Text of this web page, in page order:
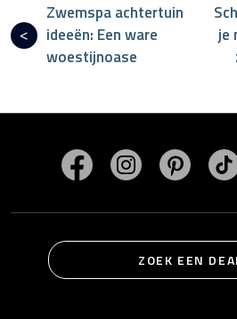
Zwemspa achtertuin
ideeën: Een ware
woestijnoase
je
Bezoek MasterSpas op
Bezoek
ZOEK EEN